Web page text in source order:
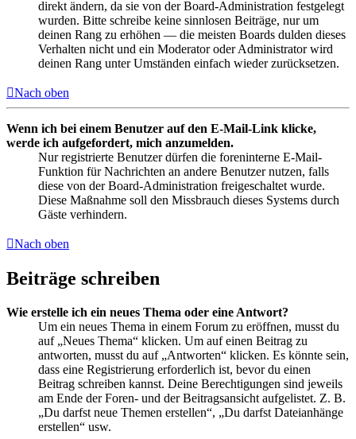
direkt ändern, da sie von der Board-Administration festgelegt
wurden. Bitte schreibe keine sinnlosen Beiträge, nur um
deinen Rang zu erhöhen — die meisten Boards dulden dieses
Verhalten nicht und ein Moderator oder Administrator wird
deinen Rang unter Umständen einfach wieder zurücksetzen.
Nach oben
Wenn ich bei einem Benutzer auf den E-Mail-Link klicke,
werde ich aufgefordert, mich anzumelden.
Nur registrierte Benutzer dürfen die foreninterne E-Mail-
Funktion für Nachrichten an andere Benutzer nutzen, falls
diese von der Board-Administration freigeschaltet wurde.
Diese Maßnahme soll den Missbrauch dieses Systems durch
Gäste verhindern.
Nach oben
Beiträge schreiben
Wie erstelle ich ein neues Thema oder eine Antwort?
Um ein neues Thema in einem Forum zu eröffnen, musst du
auf „Neues Thema“ klicken. Um auf einen Beitrag zu
antworten, musst du auf „Antworten“ klicken. Es könnte sein,
dass eine Registrierung erforderlich ist, bevor du einen
Beitrag schreiben kannst. Deine Berechtigungen sind jeweils
am Ende der Foren- und der Beitragsansicht aufgelistet. Z. B.
„Du darfst neue Themen erstellen“, „Du darfst Dateianhänge
erstellen“ usw.